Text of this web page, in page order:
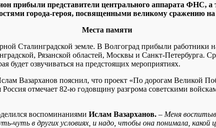
прибыли представители центрального аппарата ФНС, а
города-героя, посвященными великому сражению
Места памяти
Сталинградской земле. В Волгоград прибыли
Рязанской областей, Москвы и Санкт-
будет озвучиваться на предстоящих мероприятиях.
Вазарханов пояснил, что проект «По дорогам Великой
отмечает 82-ю годовщину разгрома советскими
воспоминаниями Ислам Вазарханов. – Меня
чуть в других условиях, и надо, чтобы она понимала,